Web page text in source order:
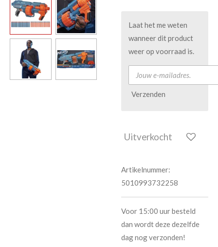
Laat het me weten
wanneer dit product
weer op voorraad is.
Verzenden
Uitverkocht
Artikelnummer:
5010993732258
Voor 15:00 uur besteld
dan wordt deze dezelfde
dag nog verzonden!